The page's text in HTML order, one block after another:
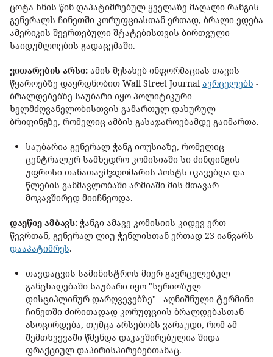
ცოტა ხნის წინ დაპატიმრებულ ყველაზე მაღალი რანგის
გენერალს ჩინეთში კორუფციასთან ერთად, ბრალი ედება
ამერიკის შეერთებული შტატებისთვის ბირთვული
საიდუმლოების გადაცემაში.
ვითარების არსი: ამის შესახებ ინფორმაციას თავის
წყაროებზე დაყრდნობით Wall Street Journalავრცელებს -
ბრალდებებზე საუბარი იყო პოლიტიკური
ხელმძღვანელობისთვის გამართულ დახურულ
ბრიფინგზე, რომელიც ამბის გასაჯაროებამდე გაიმართა.
საუბარია გენერალ ჭანგ იოუსიაზე, რომელიც
ცენტრალურ სამხედრო კომისიაში სი ძინფინგის
უფროსი თანათავმჯდომარის პოსტს იკავებდა და
წლების განმავლობაში არმიაში მის მთავარ
მოკავშირედ მიიჩნეოდა.
დაეწიე ამბავს: ჭანგი ამავე კომისიის კიდევ ერთ
წევრთან, გენერალ ლიუ ჭენლისთან ერთად 23 იანვარს
დააპატიმრეს.
თავდაცვის სამინისტროს მიერ გავრცელებულ
განცხადებაში საუბარი იყო "სერიოზულ
დისციპლინურ დარღვევებზე" - აღნიშნული ტერმინი
ჩინეთში ძირითადად კორუფციის ბრალდებასთან
ასოცირდება, თუმცა არსებობს ვარაუდი, რომ ამ
შემთხვევაში წმენდა დაკავშირებულია შიდა
ფრაქციულ დაპირისპირებებთანაც.